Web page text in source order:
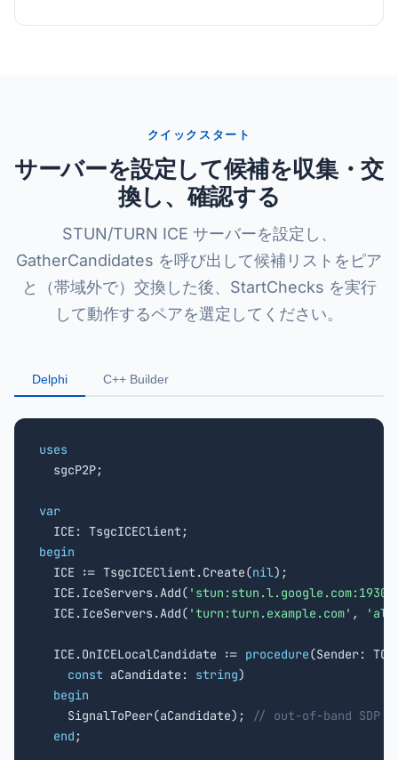
クイックスタート
サーバーを設定して候補を収集・交
換し、確認する
STUN/TURN ICE サーバーを設定し、
GatherCandidates を呼び出して候補リストをピア
と（帯域外で）交換した後、StartChecks を実行
して動作するペアを選定してください。
Delphi C++ Builder
uses
sgcP2P;
var
begin
ICE := TsgcICEClient.Create(nil);
  ICE.IceServers.Add(
  ICE.IceServers.Add(
'turn:turn.example.com' ,
  ICE.OnICELocalCandidate :=
procedure(Sender:
const aCandidate: string)
begin
    SignalToPeer(aCandidate);
// out-of-band SDP /
end ;